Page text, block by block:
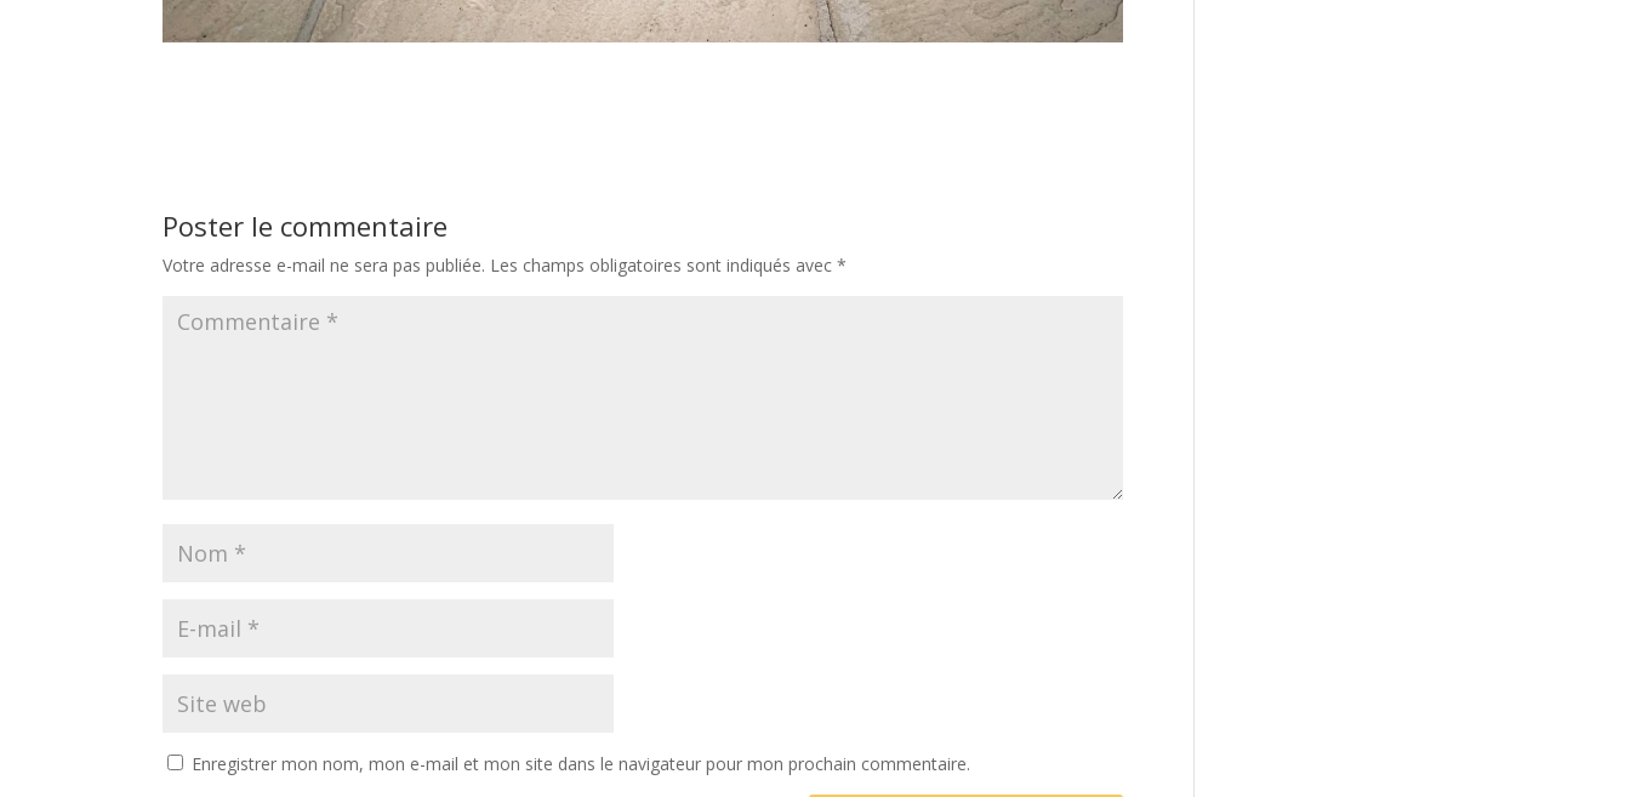
Poster le commentaire
Votre adresse e-mail ne sera pas publiée. Les champs obligatoires sont indiqués avec*
Enregistrer mon nom, mon e-mail et mon site dans le navigateur pour mon prochain commentaire.